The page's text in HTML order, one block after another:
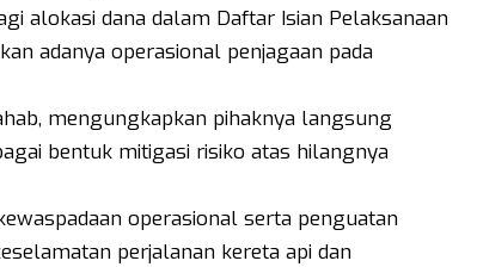
alokasi dana dalam Daftar Isian Pelaksanaan
adanya operasional penjagaan pada
mengungkapkan pihaknya langsung
bentuk mitigasi risiko atas hilangnya
operasional serta penguatan
perjalanan kereta api dan